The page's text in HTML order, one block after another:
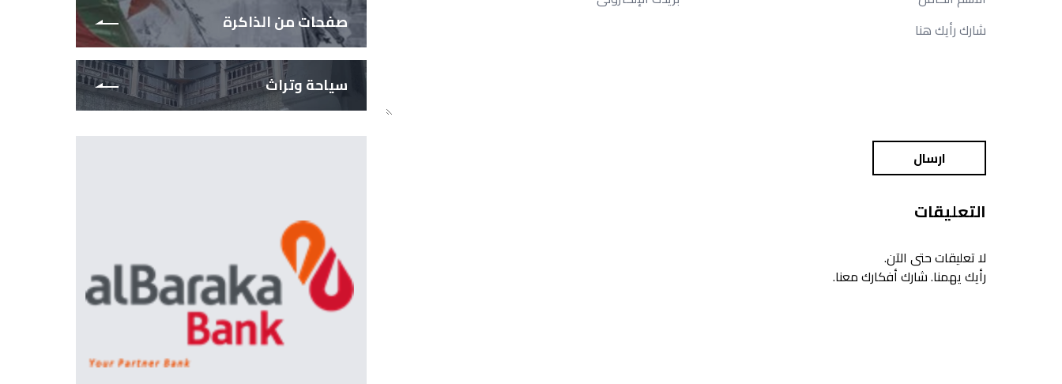
ارسال
التعليقات
لا تعليقات حتى الآن.
رأيك يهمنا. شارك أفكارك معنا.
صفحات من الذاكرة
سياحة وتراث